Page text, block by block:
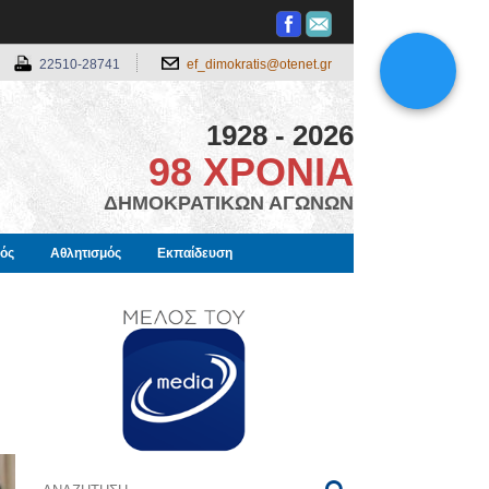
22510-28741 ef_dimokratis@otenet.gr
1928 - 2026
98 ΧΡΟΝΙΑ
ΔΗΜΟΚΡΑΤΙΚΩΝ ΑΓΩΝΩΝ
Αθλητισμός Εκπαίδευση